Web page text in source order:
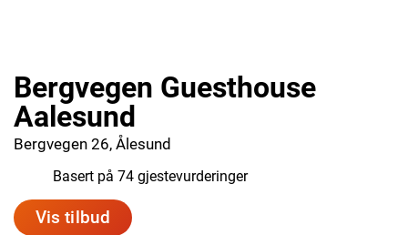
Bergvegen Guesthouse
Aalesund
Bergvegen 26, Ålesund
Basert på 74 gjestevurderinger
Vis tilbud